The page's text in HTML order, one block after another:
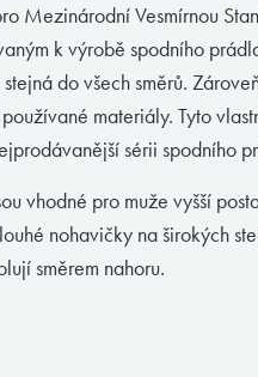
Mezinárodní Vesmírnou
k výrobě spodního
do všech směrů.
materiály. Tyto
sérii spodního
vhodné pro muže vyšší
nohavičky na širokých
směrem nahoru.
XL